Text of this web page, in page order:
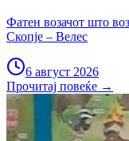
Фатен возачот што
Скопје – Велес
6 август 2026
Прочитај повеќе →